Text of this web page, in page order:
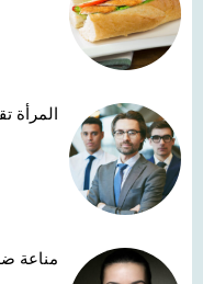
المرأة
مناعة